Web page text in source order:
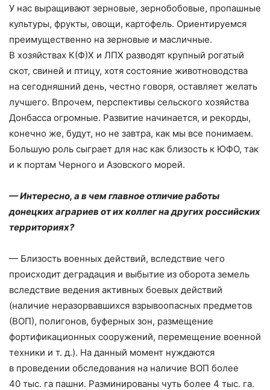
У нас выращивают зерновые, зернобобовые, пропашные
культуры, фрукты, овощи, картофель. Ориентируемся
преимущественно на зерновые и масличные.
В хозяйствах К(Ф)Х и ЛПХ разводят крупный рогатый
скот, свиней и птицу, хотя состояние животноводства
на сегодняшний день, честно говоря, оставляет желать
лучшего. Впрочем, перспективы сельского хозяйства
Донбасса огромные. Развитие начинается, и рекорды,
конечно же, будут, но не завтра, как мы все понимаем.
Большую роль сыграет для нас как близость к ЮФО, так
и к портам Черного и Азовского морей.
— Интересно, а в чем главное отличие работы
донецких аграриев от их коллег на других российских
территориях?
— Близость военных действий, вследствие чего
происходит деградация и выбытие из оборота земель
вследствие ведения активных боевых действий
(наличие неразорвавшихся взрывоопасных предметов
(ВОП), полигонов, буферных зон, размещение
фортификационных сооружений, перемещение военной
техники и т. д.). На данный момент нуждаются
в проведении обследования на наличие ВОП более
40 тыс. га пашни. Разминированы чуть более 4 тыс. га.